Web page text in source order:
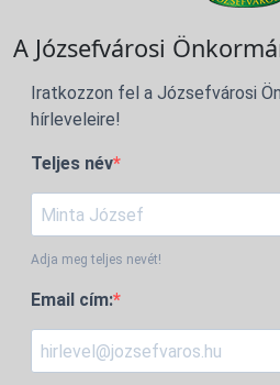
A Józsefvárosi
Iratkozzon fel a Józsefvárosi
hírleveleire!
Teljes név
Adja meg teljes nevét!
Email cím: